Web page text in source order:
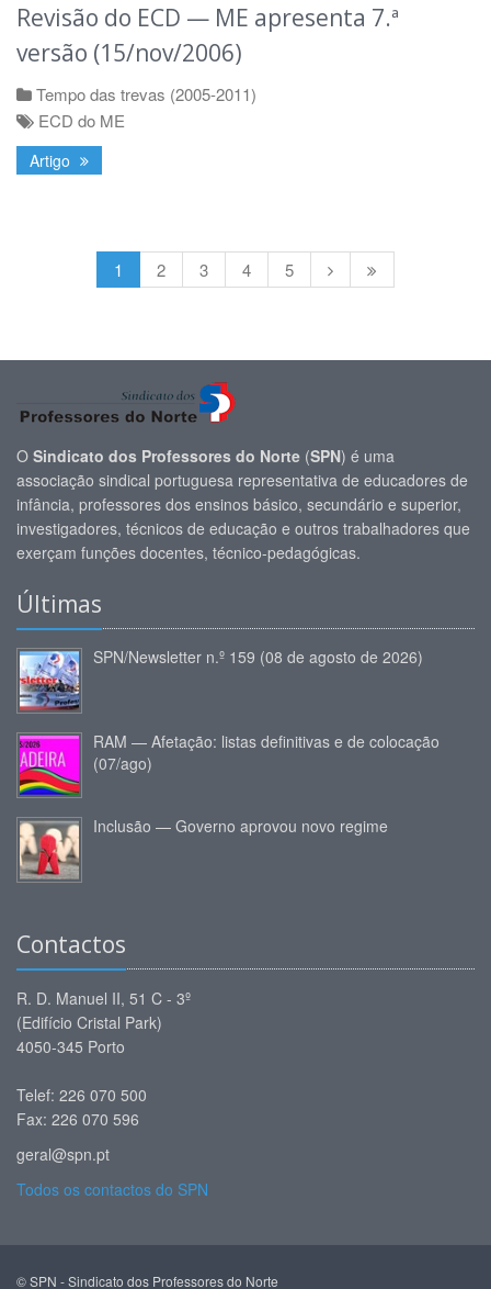
Revisão do ECD — ME apresenta 7.ª
versão (15/nov/2006)
Tempo das trevas (2005-2011)
ECD do ME
Artigo
1 2 3 4 5
O Sindicato dos Professores do Norte (SPN) é uma
associação sindical portuguesa representativa de educadores de
infância, professores dos ensinos básico, secundário e superior,
investigadores, técnicos de educação e outros trabalhadores que
exerçam funções docentes, técnico-pedagógicas.
Últimas
SPN/Newsletter n.º 159 (08 de agosto de 2026)
RAM — Afetação: listas definitivas e de colocação
(07/ago)
Inclusão — Governo aprovou novo regime
Contactos
R. D. Manuel II, 51 C - 3º
(Edifício Cristal Park)
4050-345 Porto
Telef: 226 070 500
Fax: 226 070 596
geral@spn.pt
Todos os contactos do SPN
© SPN - Sindicato dos Professores do Norte